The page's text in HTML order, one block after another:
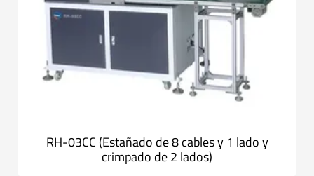
RH-03CC (Estañado de 8 cables y 1 lado y
crimpado de 2 lados)